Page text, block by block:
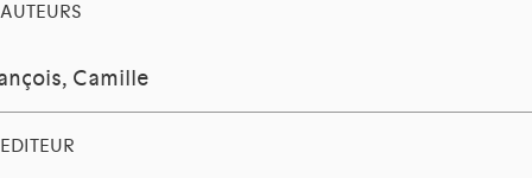
AUTEURS
Camille
EDITEUR